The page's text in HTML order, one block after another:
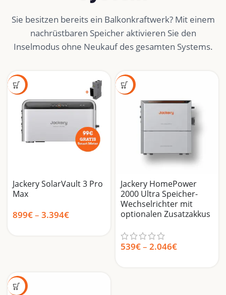
Sie besitzen bereits ein Balkonkraftwerk? Mit einem
nachrüstbaren Speicher aktivieren Sie den
Inselmodus ohne Neukauf des gesamten Systems.
-28%
Jackery SolarVault 3 Pro
Max
899€– 3.394€
-40%
Jackery HomePower
2000 Ultra Speicher-
Wechselrichter mit
optionalen Zusatzakkus
539€– 2.046€
-39%